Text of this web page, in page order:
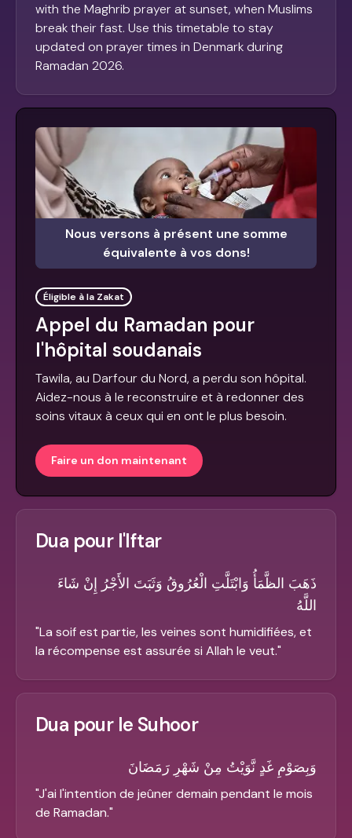
with the Maghrib prayer at sunset, when Muslims
break their fast. Use this timetable to stay
updated on prayer times in Denmark during
Ramadan 2026.
Nous versons à présent une somme
équivalente à vos dons!
Éligible à la Zakat
Appel du Ramadan pour
l'hôpital soudanais
Tawila, au Darfour du Nord, a perdu son hôpital.
Aidez-nous à le reconstruire et à redonner des
soins vitaux à ceux qui en ont le plus besoin.
Faire un don maintenant
Dua pour l'Iftar
ذَهَبَ الظَّمَأُ وَابْتَلَّتِ الْعُرُوقُ وَثَبَتَ الأَجْرُ إِنْ شَاءَ
اللَّهُ
"La soif est partie, les veines sont humidifiées, et
la récompense est assurée si Allah le veut."
Dua pour le Suhoor
وَبِصَوْمِ غَدٍ نَّوَيْتُ مِنْ شَهْرِ رَمَضَانَ
"J'ai l'intention de jeûner demain pendant le mois
de Ramadan."